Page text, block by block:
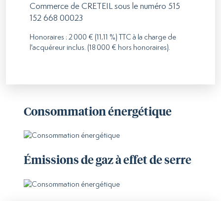
Commerce de CRETEIL sous le numéro 515
152 668 00023
Honoraires : 2 000 € (11,11 %) TTC à la charge de
l'acquéreur inclus. (18 000 € hors honoraires).
Consommation énergétique
Émissions de gaz à effet de serre